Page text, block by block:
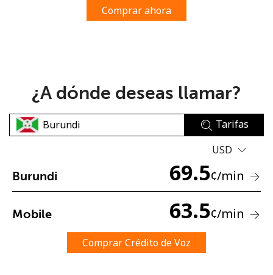
No se ha creado una contraseña
Mínimo 8 caracteres
Un caracter especial
Comprar ahora
¿A dónde deseas llamar?
Tarifas
USD
Burundi 69.5¢/min
Mobile 63.5¢/min
Comprar Crédito de Voz